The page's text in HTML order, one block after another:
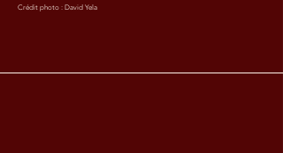
Crédit photo : David Yela